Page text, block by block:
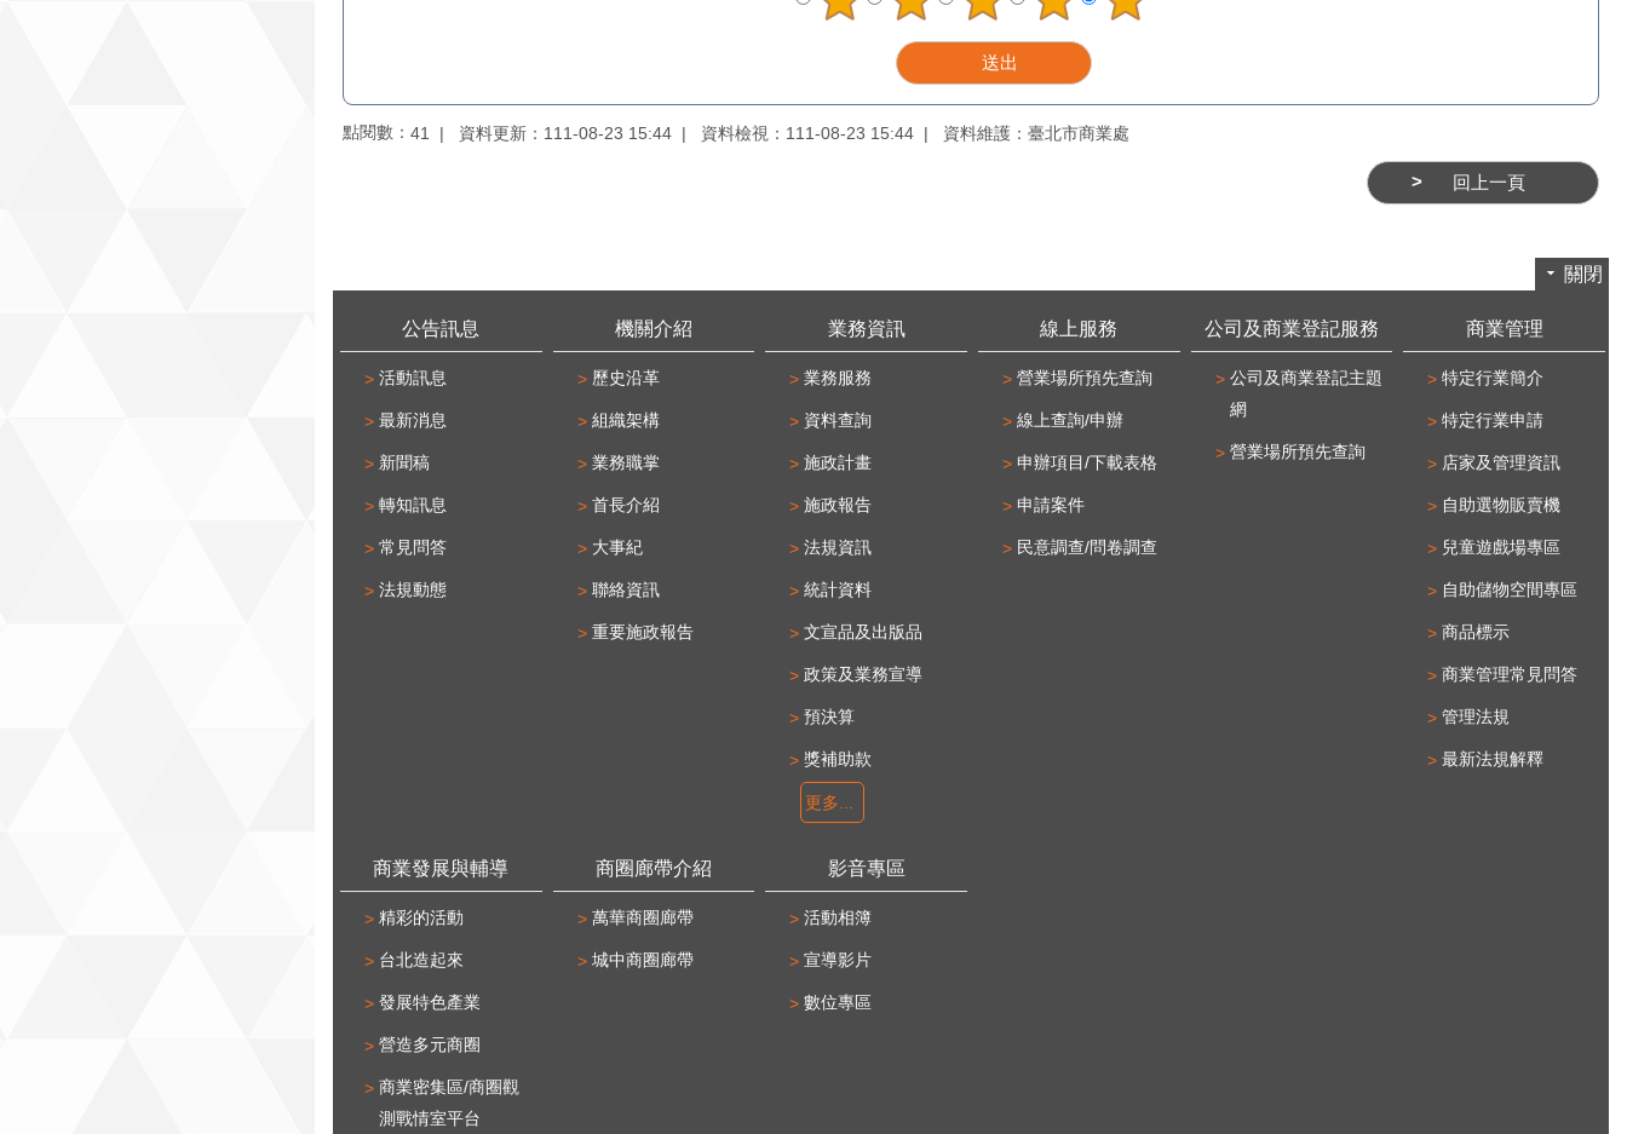
點閱數： 41 資料更新：111-08-23 15:44 資料檢視：111-08-23 15:44 資料維護：臺北市商業處
回上一頁
關閉
公告訊息
活動訊息
最新消息
新聞稿
轉知訊息
常見問答
法規動態
機關介紹
歷史沿革
組織架構
業務職掌
首長介紹
大事紀
聯絡資訊
重要施政報告
業務資訊
業務服務
資料查詢
施政計畫
施政報告
法規資訊
統計資料
文宣品及出版品
政策及業務宣導
預決算
獎補助款
更多...
線上服務
營業場所預先查詢
線上查詢/申辦
申辦項目/下載表格
申請案件
民意調查/問卷調查
公司及商業登記服務
公司及商業登記主題
網
營業場所預先查詢
商業管理
特定行業簡介
特定行業申請
店家及管理資訊
自助選物販賣機
兒童遊戲場專區
自助儲物空間專區
商品標示
商業管理常見問答
管理法規
最新法規解釋
商業發展與輔導
精彩的活動
台北造起來
發展特色產業
營造多元商圈
商業密集區/商圈觀
測戰情室平台
商圈廊帶介紹
萬華商圈廊帶
城中商圈廊帶
影音專區
活動相簿
宣導影片
數位專區